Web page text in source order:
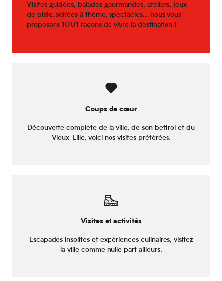
Visites guidées, balades gourmandes, ateliers, jeux
de piste, soirées à thème, spectacles… nous vous
proposons 1001 façons de vivre la destination !
Coups de cœur
Découverte complète de la ville, de son beffroi et du
Vieux-Lille, voici nos visites préférées.
Visites et activités
Escapades insolites et expériences culinaires, visitez
la ville comme nulle part ailleurs.